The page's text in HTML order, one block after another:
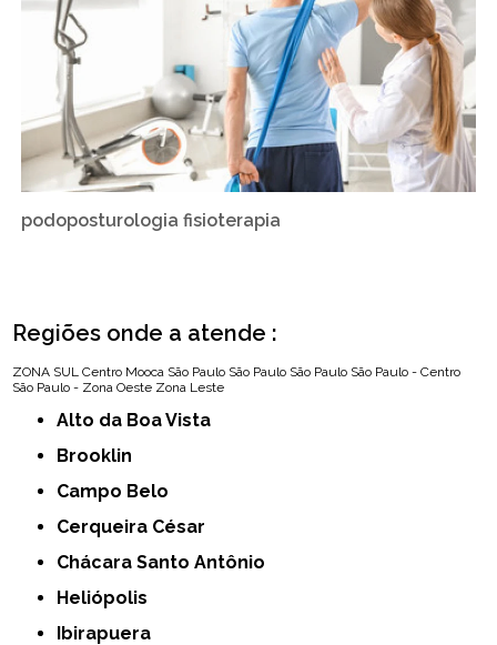
podoposturologia fisioterapia
Regiões onde a atende :
ZONA SUL Centro Mooca São Paulo São Paulo São Paulo São Paulo - Centro
São Paulo - Zona Oeste Zona Leste
Alto da Boa Vista
Brooklin
Campo Belo
Cerqueira César
Chácara Santo Antônio
Heliópolis
Ibirapuera